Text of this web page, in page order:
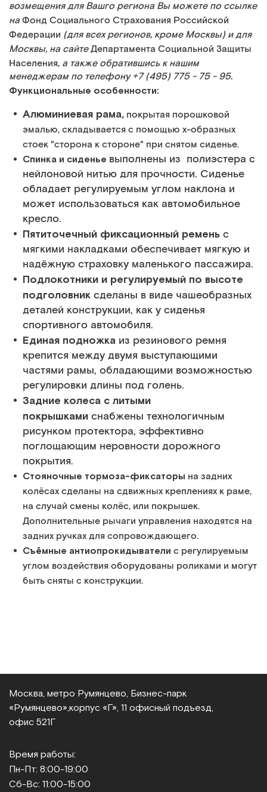
возмещения для Вашго региона Вы можете по ссылке
наФонд Социального Страхования Российской
Федерации (для всех регионов, кроме Москвы) и для
Москвы, на сайтеДепартамента Социальной Защиты
Населения, а также обратившись к нашим
менеджерам по телефону +7 (495) 775 - 75 - 95.
Функциональные особенности:
Алюминиевая рама, покрытая порошковой
эмалью, складывается с помощью х-образных
стоек "сторона к стороне" при снятом сиденье.
Спинка и сиденье выполнены из полиэстера с
нейлоновой нитью для прочности. Сиденье
обладает регулируемым углом наклона и
может использоваться как автомобильное
кресло.
Пятиточечный фиксационный ремень с
мягкими накладками обеспечивает мягкую и
надёжную страховку маленького пассажира.
Подлокотники и регулируемый по высоте
подголовник сделаны в виде чашеобразных
деталей конструкции, как у сиденья
спортивного автомобиля.
Единая подножка из резинового ремня
крепится между двумя выступающими
частями рамы, обладающими возможностью
регулировки длины под голень.
Задние колеса с литыми
покрышками снабжены технологичным
рисунком протектора, эффективно
поглощающим неровности дорожного
покрытия.
Стояночные тормоза-фиксаторы на задних
колёсах сделаны на сдвижных креплениях к раме,
на случай смены колёс, или покрышек.
Дополнительные рычаги управления находятся на
задних ручках для сопровождающего.
Съёмные антиопрокидыватели с регулируемым
углом воздействия оборудованы роликами и могут
быть сняты с конструкции.
Москва, метро Румянцево, Бизнес‑парк
«Румянцево», корпус «Г», 11 офисный подъезд,
офис 521Г
Время работы:
Пн-Пт: 8:00-19:00
Сб-Вс: 11:00-15:00